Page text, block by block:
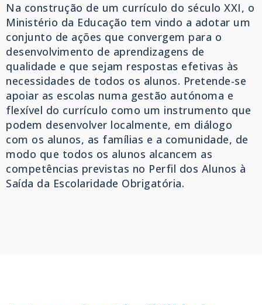
Na construção de um currículo do século XXI, o
Ministério da Educação tem vindo a adotar um
conjunto de ações que convergem para o
desenvolvimento de aprendizagens de
qualidade e que sejam respostas efetivas às
necessidades de todos os alunos. Pretende-se
apoiar as escolas numa gestão autónoma e
flexível do currículo como um instrumento que
podem desenvolver localmente, em diálogo
com os alunos, as famílias e a comunidade, de
modo que todos os alunos alcancem as
competências previstas no Perfil dos Alunos à
Saída da Escolaridade Obrigatória.